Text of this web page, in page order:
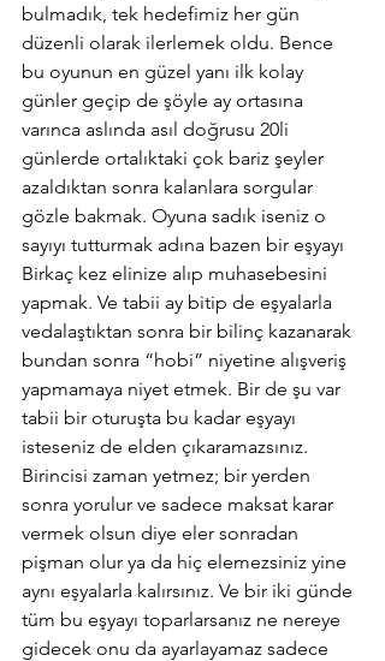
bulmadık, tek hedefimiz her gün
düzenli olarak ilerlemek oldu. Bence
bu oyunun en güzel yanı ilk kolay
günler geçip de şöyle ay ortasına
varınca aslında asıl doğrusu 20li
günlerde ortalıktaki çok bariz şeyler
azaldıktan sonra kalanlara sorgular
gözle bakmak. Oyuna sadık iseniz o
sayıyı tutturmak adına bazen bir eşyayı
Birkaç kez elinize alıp muhasebesini
yapmak. Ve tabii ay bitip de eşyalarla
vedalaştıktan sonra bir bilinç kazanarak
bundan sonra “hobi” niyetine alışveriş
yapmamaya niyet etmek. Bir de şu var
tabii bir oturuşta bu kadar eşyayı
isteseniz de elden çıkaramazsınız.
Birincisi zaman yetmez; bir yerden
sonra yorulur ve sadece maksat karar
vermek olsun diye eler sonradan
pişman olur ya da hiç elemezsiniz yine
aynı eşyalarla kalırsınız. Ve bir iki günde
tüm bu eşyayı toparlarsanız ne nereye
gidecek onu da ayarlayamaz sadece